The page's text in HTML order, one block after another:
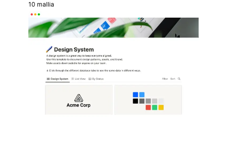
10 mallia